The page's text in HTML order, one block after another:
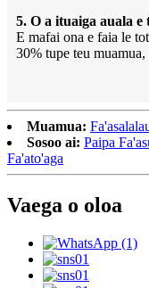
5. O a ituaiga auala
E mafai ona e faia le
30% tupe teu
Muamua:
Sosoo ai: Paipa
Fa'ato'aga
Vaega o oloa